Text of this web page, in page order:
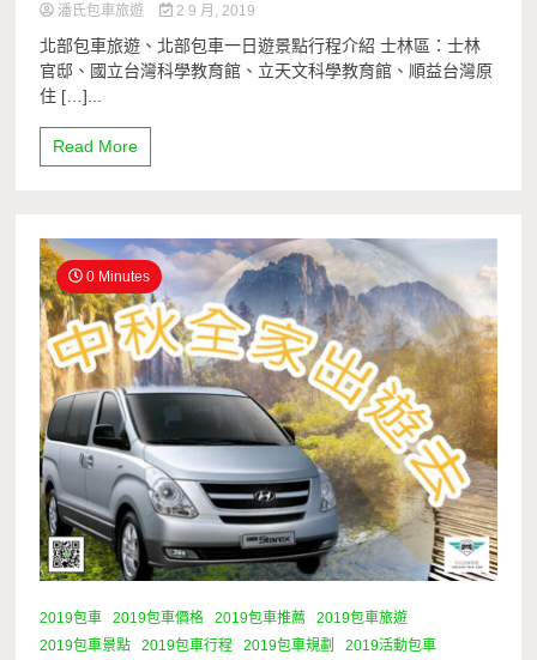
潘氏包車旅遊 2 9 月, 2019
北部包車旅遊、北部包車一日遊景點行程介紹 士林區：士林
官邸、國立台灣科學教育館、立天文科學教育館、順益台灣原
住 […]...
Read More
0 Minutes
2019包車 2019包車價格 2019包車推薦
2019包車旅遊
2019包車景點
2019包車行程 2019包車規劃 2019活動包車